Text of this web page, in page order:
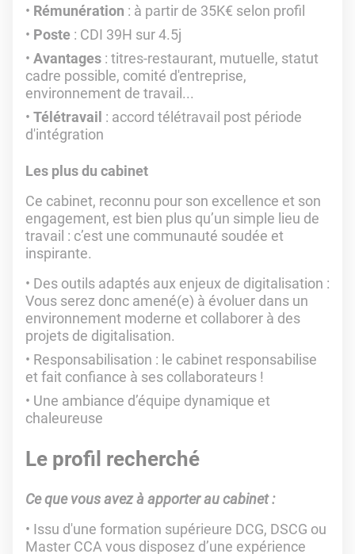
Rémunération : à partir de 35K€ selon profil
Poste : CDI 39H sur 4.5j
Avantages : titres-restaurant, mutuelle, statut
cadre possible, comité d'entreprise,
environnement de travail...
Télétravail : accord télétravail post période
d'intégration
Les plus du cabinet
Ce cabinet, reconnu pour son excellence et son
engagement, est bien plus qu’un simple lieu de
travail : c’est une communauté soudée et
inspirante.
Des outils adaptés aux enjeux de digitalisation :
Vous serez donc amené(e) à évoluer dans un
environnement moderne et collaborer à des
projets de digitalisation.
Responsabilisation : le cabinet responsabilise
et fait confiance à ses collaborateurs !
Une ambiance d’équipe dynamique et
chaleureuse
Le profil recherché
Ce que vous avez à apporter au cabinet :
Issu d'une formation supérieure DCG, DSCG ou
Master CCA vous disposez d’une expérience